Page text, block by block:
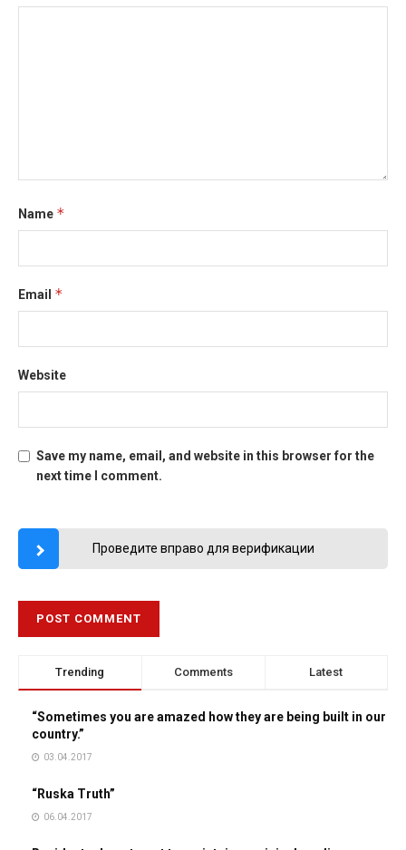
Name *
Email *
Website
Save my name, email, and website in this browser for the
next time I comment.
Проведите вправо для верификации
Trending Comments Latest
“Sometimes you are amazed how they are being built in our
country.”
03.04.2017
“Ruska Truth”
06.04.2017